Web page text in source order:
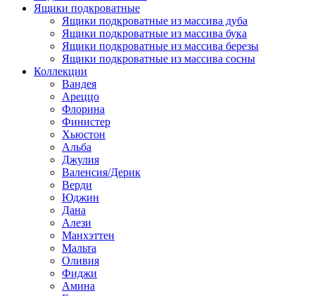
Ящики подкроватные
Ящики подкроватные из массива дуба
Ящики подкроватные из массива бука
Ящики подкроватные из массива березы
Ящики подкроватные из массива сосны
Коллекции
Вандея
Ареццо
Флорина
Финистер
Хьюстон
Альба
Джулия
Валенсия/Дерик
Верди
Юджин
Дана
Алези
Манхэттен
Мальта
Оливия
Фиджи
Амина